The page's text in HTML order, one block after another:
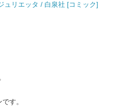
ュリエッタ / 白泉社 [コミック]
す。